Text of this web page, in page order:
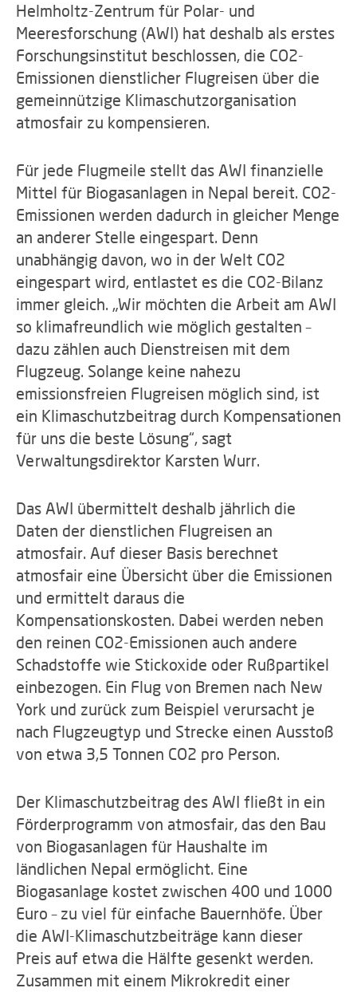
Helmholtz-Zentrum für Polar- und
Meeresforschung (AWI) hat deshalb als erstes
Forschungsinstitut beschlossen, die CO2-
Emissionen dienstlicher Flugreisen über die
gemeinnützige Klimaschutzorganisation
atmosfair zu kompensieren.
Für jede Flugmeile stellt das AWI finanzielle
Mittel für Biogasanlagen in Nepal bereit. CO2-
Emissionen werden dadurch in gleicher Menge
an anderer Stelle eingespart. Denn
unabhängig davon, wo in der Welt CO2
eingespart wird, entlastet es die CO2-Bilanz
immer gleich. „Wir möchten die Arbeit am AWI
so klimafreundlich wie möglich gestalten –
dazu zählen auch Dienstreisen mit dem
Flugzeug. Solange keine nahezu
emissionsfreien Flugreisen möglich sind, ist
ein Klimaschutzbeitrag durch Kompensationen
für uns die beste Lösung“, sagt
Verwaltungsdirektor Karsten Wurr.
Das AWI übermittelt deshalb jährlich die
Daten der dienstlichen Flugreisen an
atmosfair. Auf dieser Basis berechnet
atmosfair eine Übersicht über die Emissionen
und ermittelt daraus die
Kompensationskosten. Dabei werden neben
den reinen CO2-Emissionen auch andere
Schadstoffe wie Stickoxide oder Rußpartikel
einbezogen. Ein Flug von Bremen nach New
York und zurück zum Beispiel verursacht je
nach Flugzeugtyp und Strecke einen Ausstoß
von etwa 3,5 Tonnen CO2 pro Person.
Der Klimaschutzbeitrag des AWI fließt in ein
Förderprogramm von atmosfair, das den Bau
von Biogasanlagen für Haushalte im
ländlichen Nepal ermöglicht. Eine
Biogasanlage kostet zwischen 400 und 1000
Euro – zu viel für einfache Bauernhöfe. Über
die AWI-Klimaschutzbeiträge kann dieser
Preis auf etwa die Hälfte gesenkt werden.
Zusammen mit einem Mikrokredit einer